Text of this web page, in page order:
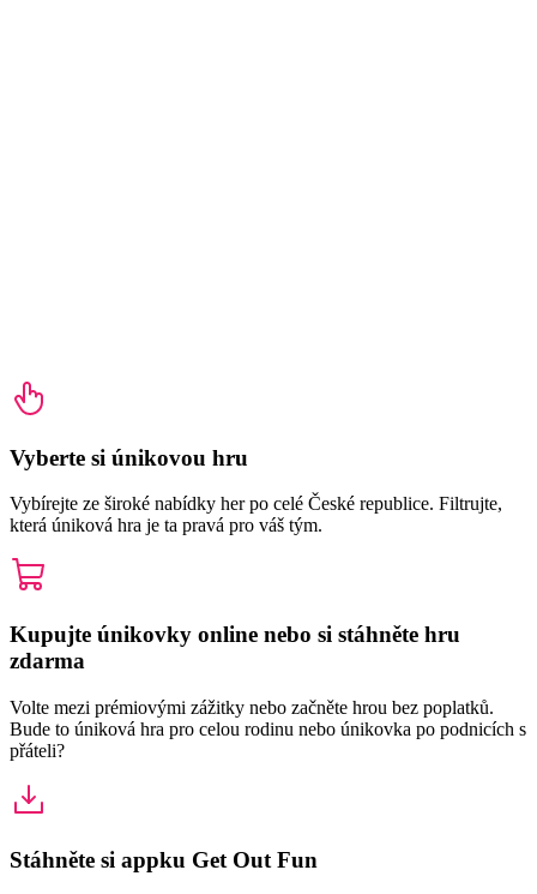
Vyberte si únikovou hru
Vybírejte ze široké nabídky her po celé České republice. Filtrujte,
která úniková hra je ta pravá pro váš tým.
Kupujte únikovky online nebo si stáhněte hru
zdarma
Volte mezi prémiovými zážitky nebo začněte hrou bez poplatků.
Bude to úniková hra pro celou rodinu nebo únikovka po podnicích s
přáteli?
Stáhněte si appku Get Out Fun